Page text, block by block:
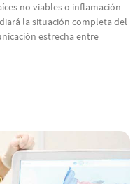
no viables o inflamación
la situación completa del
estrecha entre